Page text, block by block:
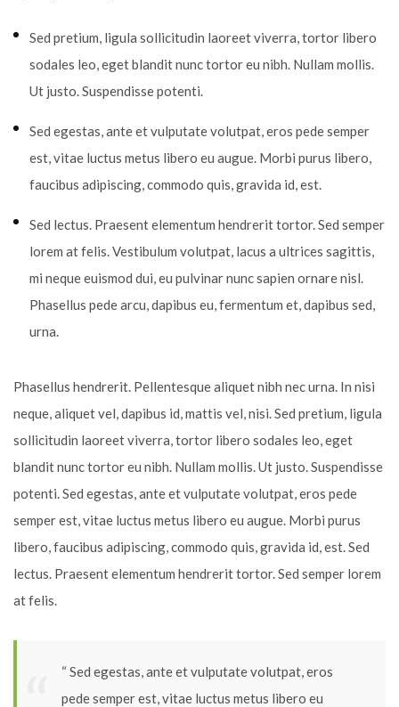
Sed pretium, ligula sollicitudin laoreet viverra, tortor libero
sodales leo, eget blandit nunc tortor eu nibh. Nullam mollis.
Ut justo. Suspendisse potenti.
Sed egestas, ante et vulputate volutpat, eros pede semper
est, vitae luctus metus libero eu augue. Morbi purus libero,
faucibus adipiscing, commodo quis, gravida id, est.
Sed lectus. Praesent elementum hendrerit tortor. Sed semper
lorem at felis. Vestibulum volutpat, lacus a ultrices sagittis,
mi neque euismod dui, eu pulvinar nunc sapien ornare nisl.
Phasellus pede arcu, dapibus eu, fermentum et, dapibus sed,
urna.
Phasellus hendrerit. Pellentesque aliquet nibh nec urna. In nisi
neque, aliquet vel, dapibus id, mattis vel, nisi. Sed pretium, ligula
sollicitudin laoreet viverra, tortor libero sodales leo, eget
blandit nunc tortor eu nibh. Nullam mollis. Ut justo. Suspendisse
potenti. Sed egestas, ante et vulputate volutpat, eros pede
semper est, vitae luctus metus libero eu augue. Morbi purus
libero, faucibus adipiscing, commodo quis, gravida id, est. Sed
lectus. Praesent elementum hendrerit tortor. Sed semper lorem
at felis.
“ Sed egestas, ante et vulputate volutpat, eros
pede semper est, vitae luctus metus libero eu